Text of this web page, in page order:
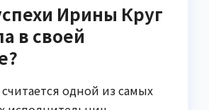
Ирины Круг
в своей
одной из самых